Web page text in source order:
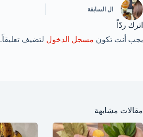
ال السابقة
اترك ردّاً
يجب أنت تكون مسجل الدخول لتضيف تعليقاً.
مقالات مشابهة